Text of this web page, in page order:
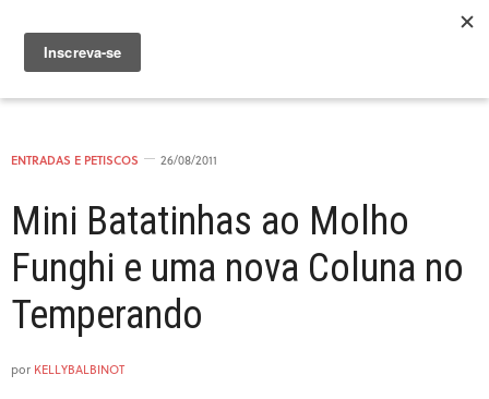
ENTRADAS E PETISCOS 26/08/2011
Mini Batatinhas ao Molho
Funghi e uma nova Coluna no
Temperando
por KELLYBALBINOT